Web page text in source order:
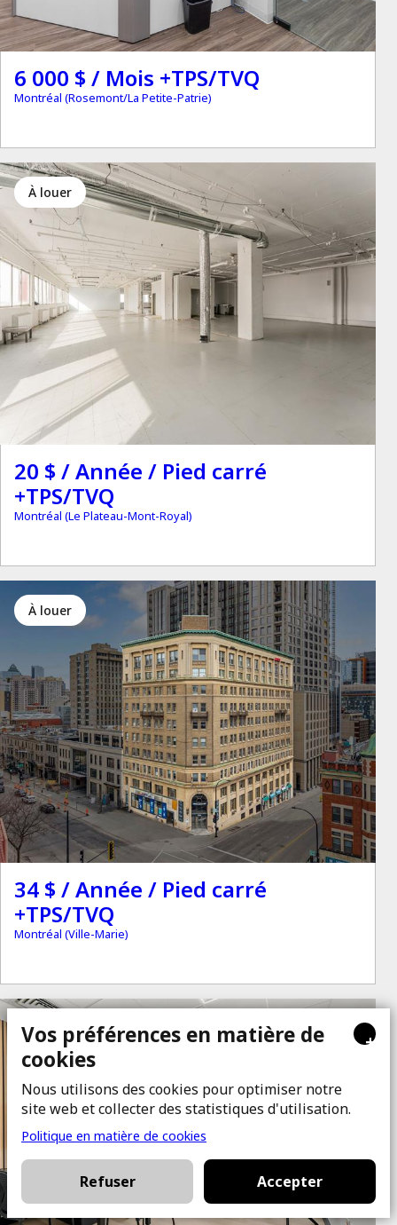
6 000 $ / Mois +TPS/TVQ
Montréal (Rosemont/La Petite-Patrie)
à louer
20 $ / Année / Pied carré
+TPS/TVQ
Montréal (Le Plateau-Mont-Royal)
à louer
34 $ / Année / Pied carré
+TPS/TVQ
Montréal (Ville-Marie)
à louer
+
Vos préférences en matière de
cookies
Nous utilisons des cookies pour optimiser notre
site web et collecter des statistiques d'utilisation.
Politique en matière de cookies
Refuser Accepter